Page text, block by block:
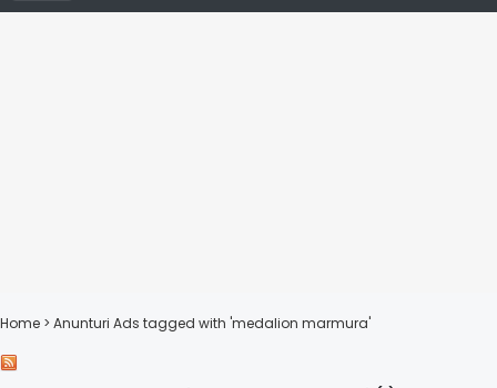
Home > Anunturi Ads tagged with 'medalion marmura'